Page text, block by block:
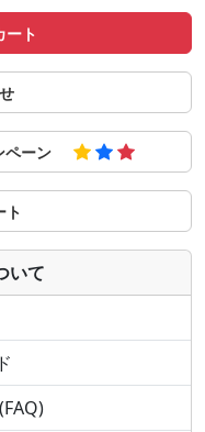
ート
ペーン
ト
いて